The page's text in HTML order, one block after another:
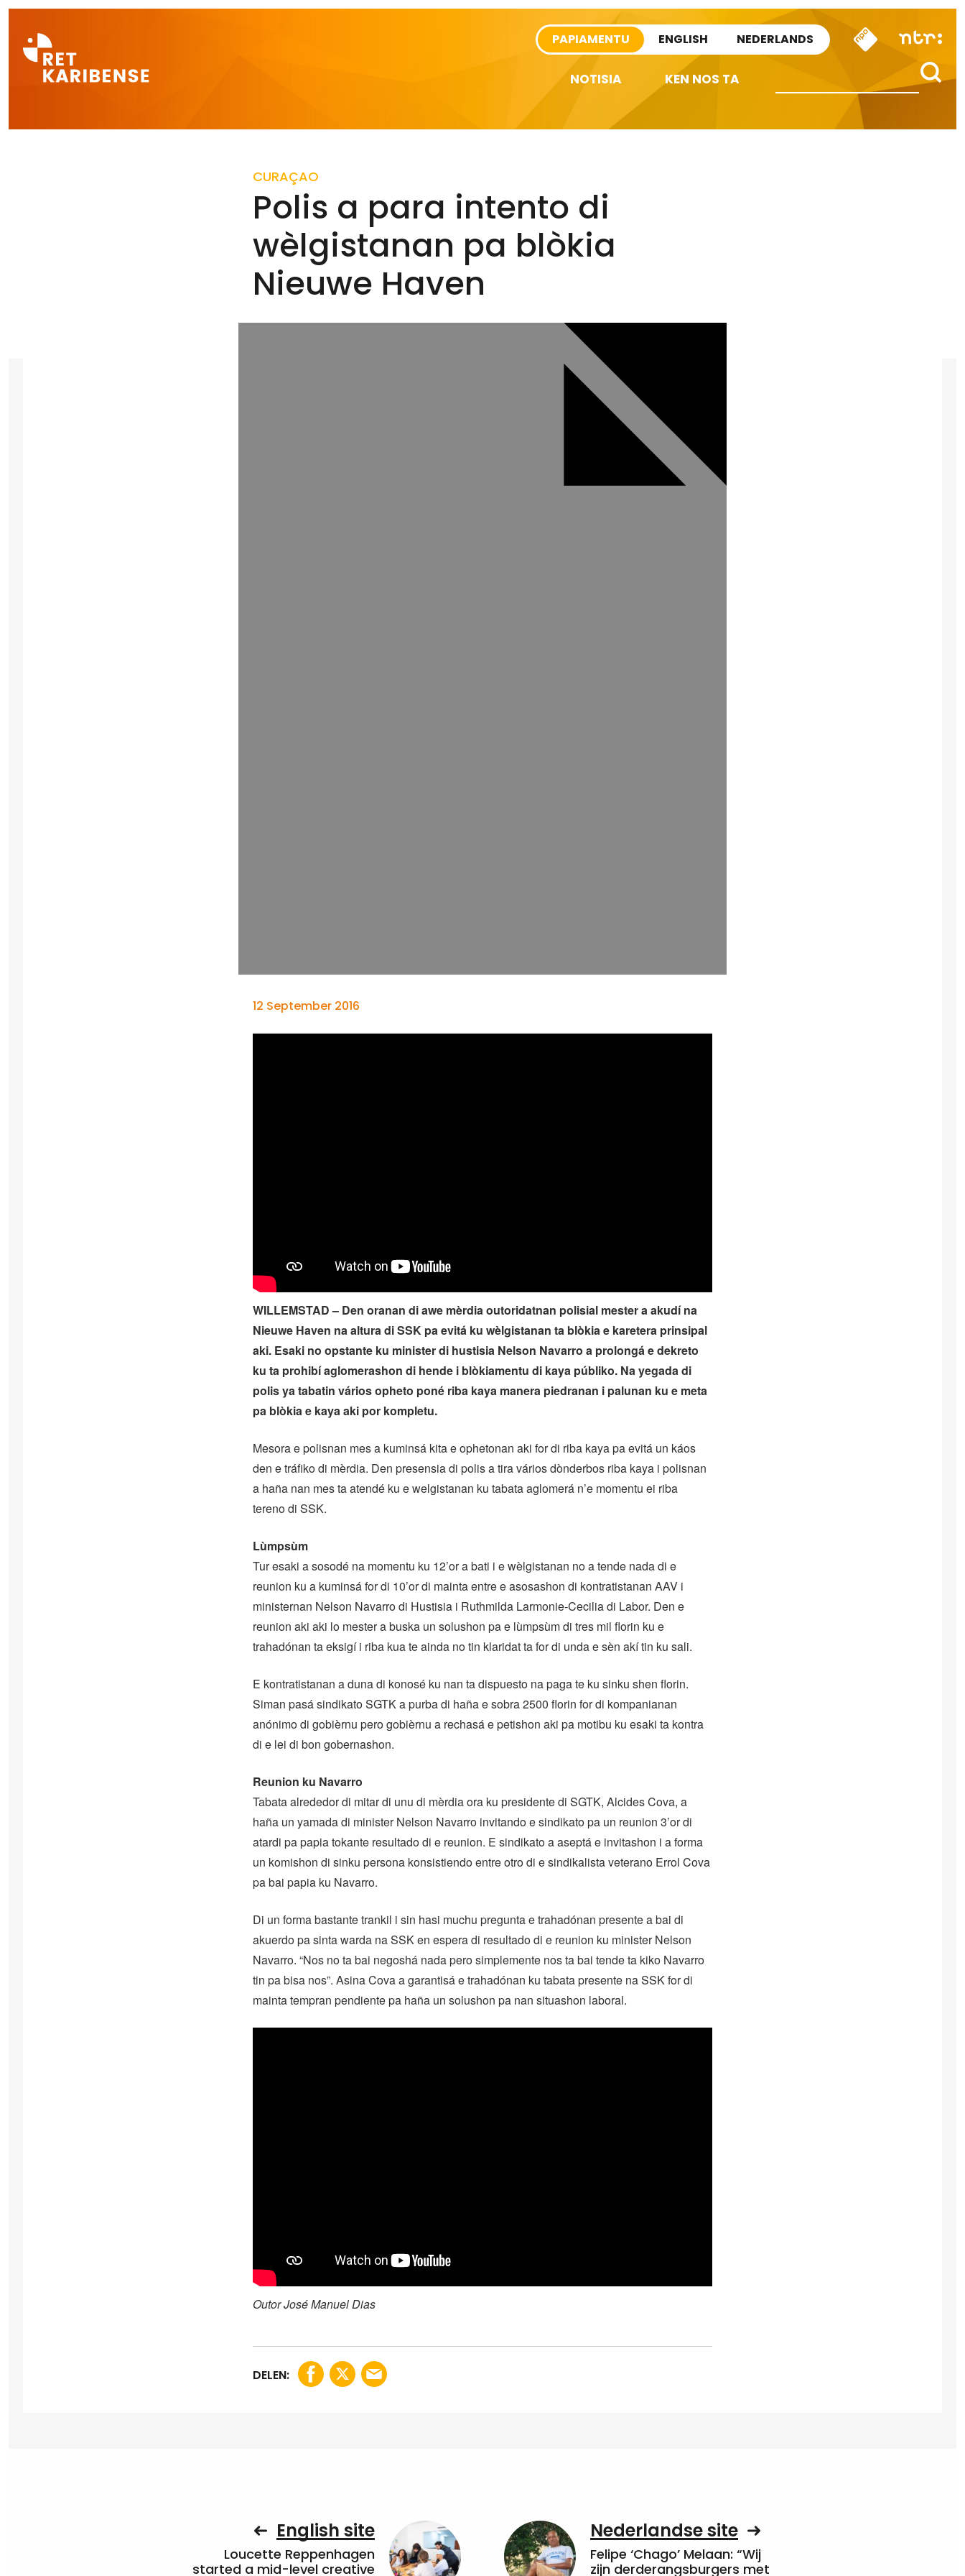
PAPIAMENTU ENGLISH NEDERLANDS
NOTISIA KEN NOS TA
CURAÇAO
Polis a para intento di
wèlgistanan pa blòkia
Nieuwe Haven
12 September 2016
WILLEMSTAD – Den oranan di awe mèrdia outoridatnan polisial mester a akudí na
Nieuwe Haven na altura di SSK pa evitá ku wèlgistanan ta blòkia e karetera prinsipal
aki. Esaki no opstante ku minister di hustisia Nelson Navarro a prolongá e dekreto
ku ta prohibí aglomerashon di hende i blòkiamentu di kaya públiko. Na yegada di
polis ya tabatin vários opheto poné riba kaya manera piedranan i palunan ku e meta
pa blòkia e kaya aki por kompletu.
Mesora e polisnan mes a kuminsá kita e ophetonan aki for di riba kaya pa evitá un káos
den e tráfiko di mèrdia. Den presensia di polis a tira vários dònderbos riba kaya i polisnan
a haña nan mes ta atendé ku e welgistanan ku tabata aglomerá n’e momentu ei riba
tereno di SSK.
Lùmpsùm
Tur esaki a sosodé na momentu ku 12’or a bati i e wèlgistanan no a tende nada di e
reunion ku a kuminsá for di 10’or di mainta entre e asosashon di kontratistanan AAV i
ministernan Nelson Navarro di Hustisia i Ruthmilda Larmonie-Cecilia di Labor. Den e
reunion aki aki lo mester a buska un solushon pa e lùmpsùm di tres mil florin ku e
trahadónan ta eksigí i riba kua te ainda no tin klaridat ta for di unda e sèn akí tin ku sali.
E kontratistanan a duna di konosé ku nan ta dispuesto na paga te ku sinku shen florin.
Siman pasá sindikato SGTK a purba di haña e sobra 2500 florin for di kompanianan
anónimo di gobièrnu pero gobièrnu a rechasá e petishon aki pa motibu ku esaki ta kontra
di e lei di bon gobernashon.
Reunion ku Navarro
Tabata alrededor di mitar di unu di mèrdia ora ku presidente di SGTK, Alcides Cova, a
haña un yamada di minister Nelson Navarro invitando e sindikato pa un reunion 3’or di
atardi pa papia tokante resultado di e reunion. E sindikato a aseptá e invitashon i a forma
un komishon di sinku persona konsistiendo entre otro di e sindikalista veterano Errol Cova
pa bai papia ku Navarro.
Di un forma bastante trankil i sin hasi muchu pregunta e trahadónan presente a bai di
akuerdo pa sinta warda na SSK en espera di resultado di e reunion ku minister Nelson
Navarro. “Nos no ta bai negoshá nada pero simplemente nos ta bai tende ta kiko Navarro
tin pa bisa nos”. Asina Cova a garantisá e trahadónan ku tabata presente na SSK for di
mainta tempran pendiente pa haña un solushon pa nan situashon laboral.
Outor José Manuel Dias
DELEN:
English site
Loucette Reppenhagen
started a mid-level creative
Nederlandse site
Felipe ‘Chago’ Melaan: “Wij
zijn derderangsburgers met